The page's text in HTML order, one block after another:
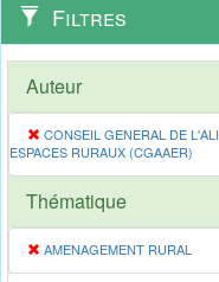
Filtres
Auteur
CONSEIL GENERAL DE
ESPACES RURAUX (CGAAER)
Thématique
AMENAGEMENT RURAL